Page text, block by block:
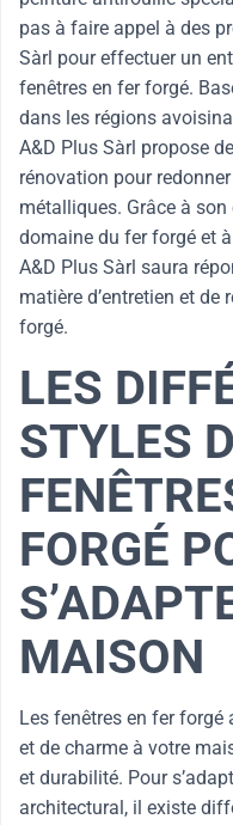
pas à faire appel à des
Sàrl pour effectuer un
fenêtres en fer forgé.
dans les régions
A&D Plus Sàrl propose
rénovation pour
métalliques. Grâce à
domaine du fer forgé et
A&D Plus Sàrl saura
matière d’entretien et de
forgé.
LES
STYLES
FORGÉ
MAISON
Les fenêtres en fer forgé
et de charme à votre
et durabilité. Pour
architectural, il existe